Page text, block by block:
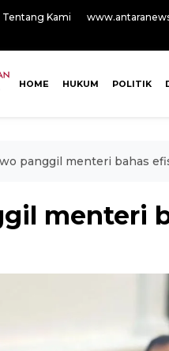
Tentang Kami
HOME HUKUM POLITIK
panggil menteri bahas
menteri